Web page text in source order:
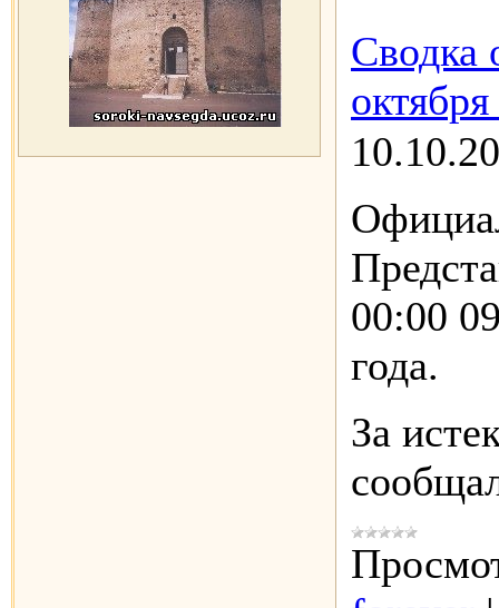
Сводка
00:00
года.
За